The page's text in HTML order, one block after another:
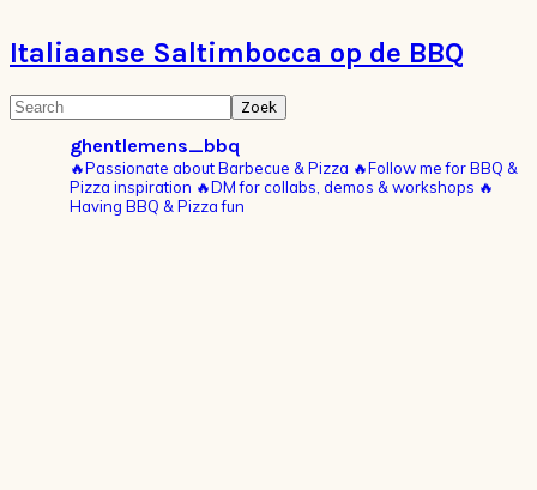
Italiaanse Saltimbocca op de BBQ
Primaire
Sidebar
Search
ghentlemens_bbq
🔥Passionate about Barbecue & Pizza 🔥Follow me for BBQ &
Pizza inspiration 🔥DM for collabs, demos & workshops 🔥
Having BBQ & Pizza fun